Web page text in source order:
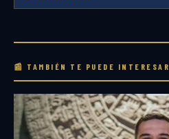
📰 TAMBIÉN TE PUEDE INTERESAR